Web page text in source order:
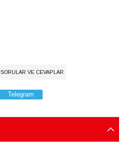
SORULAR VE CEVAPLAR
Telegram